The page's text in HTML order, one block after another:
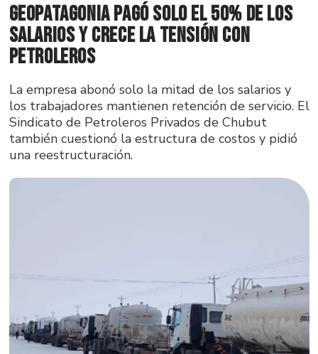
GeoPatagonia pagó solo el 50% de los
salarios y crece la tensión con
Petroleros
La empresa abonó solo la mitad de los salarios y
los trabajadores mantienen retención de servicio. El
Sindicato de Petroleros Privados de Chubut
también cuestionó la estructura de costos y pidió
una reestructuración.